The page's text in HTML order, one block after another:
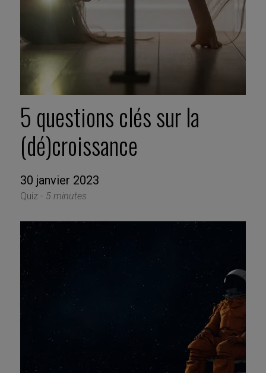
5 questions clés sur la
(dé)croissance
30 janvier 2023
Quiz - 5 minutes